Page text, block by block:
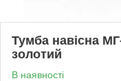
Тумба навісна
золотий
В наявності